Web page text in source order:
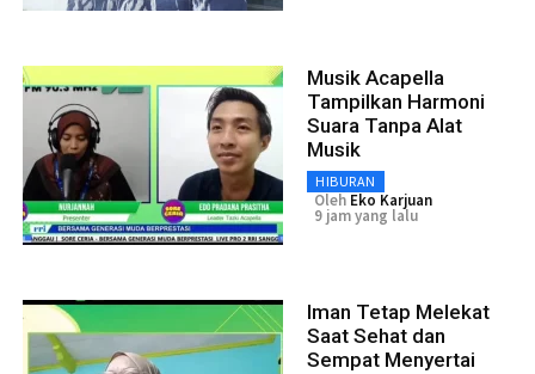
Musik Acapella
Tampilkan Harmoni
Suara Tanpa Alat
Musik
HIBURAN
Oleh Eko Karjuan
9 jam yang lalu
Iman Tetap Melekat
Saat Sehat dan
Sempat Menyertai